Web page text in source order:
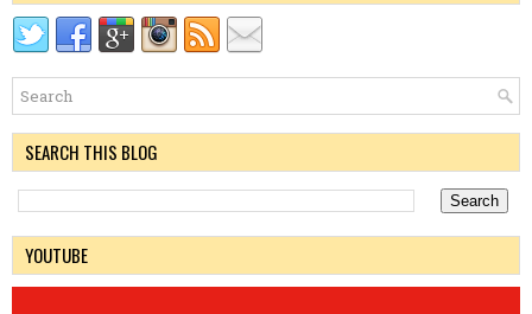
SEARCH THIS BLOG
YOUTUBE